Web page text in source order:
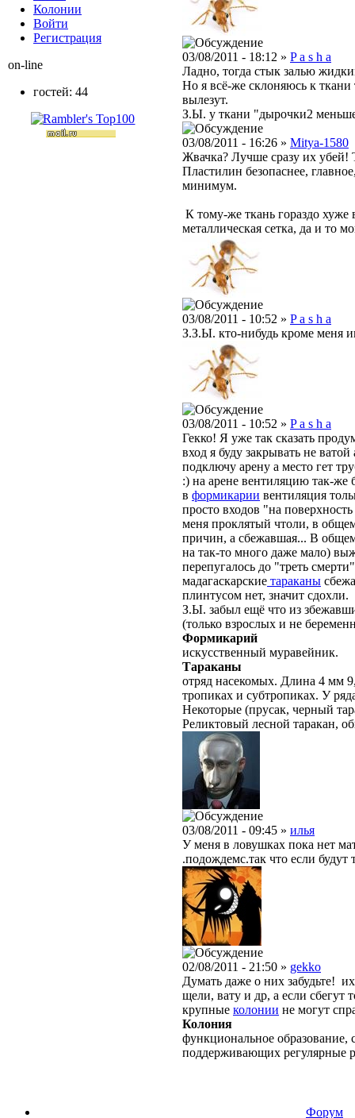
03/08/2011 - 18:12 » P a s h a
Ладно, тогда стык залью
Но я всё-же склоняюсь к ткани
вылезут.
З.Ы. у ткани "дырочки2 меньше
03/08/2011 - 16:26 » Mitya-1580
Жвачка? Лучше сразу их убей!
Пластилин безопаснее,
минимум.
К тому-же ткань гораздо
металлическая сетка, да и то
03/08/2011 - 10:52 » P a s h a
З.З.Ы. кто-нибудь кроме меня
03/08/2011 - 10:52 » P a s h a
Гекко! Я уже так сказать
вход я буду закрывать не
подключу арену а место гет
:) на арене вентиляцию так-же
в формикарии вентиляция
просто входов "на
меня проклятый чтоли, в
причин, а сбежавшая... В
на так-то много даже мало)
перепугалось до "треть
мадагаскарские тараканы
плинтусом нет, значит сдохли.
З.Ы. забыл ещё что из
(только взрослых и не
Формикарий
искусственный муравейник.
Тараканы
отряд насекомых. Длина 4 мм
тропиках и субтропиках. У
Некоторые (прусак, черный
Реликтовый лесной таракан,
03/08/2011 - 09:45 » илья
У меня в ловушках пока нет
.подождемс.так что если будут
02/08/2011 - 21:50 » gekko
Думать даже о них забудьте!
щели, вату и др, а если сбегут
крупные колонии не могут
Колония
функциональное образование,
поддерживающих регулярные
Колонии
Войти
Peгиcтpaция
on-line
гостей: 44
Форум